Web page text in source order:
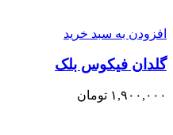
افزودن به سبد خرید
گلدان فیکوس بلک
۱,۹۰۰,۰۰۰ تومان